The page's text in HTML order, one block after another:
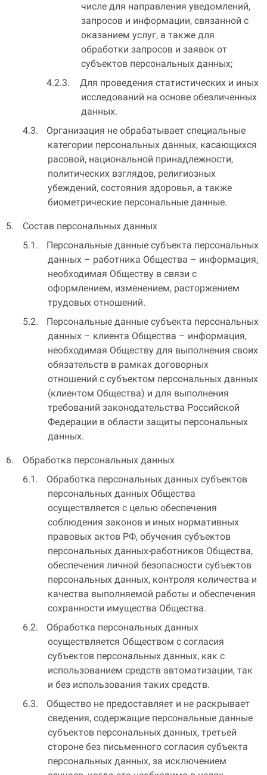
числе для направления уведомлений,
запросов и информации, связанной с
оказанием услуг, а также для
обработки запросов и заявок от
субъектов персональных данных;
Для проведения статистических и иных
исследований на основе обезличенных
данных.
Организация не обрабатывает специальные
категории персональных данных, касающихся
расовой, национальной принадлежности,
политических взглядов, религиозных
убеждений, состояния здоровья, а также
биометрические персональные данные.
Состав персональных данных
Персональные данные субъекта персональных
данных – работника Общества – информация,
необходимая Обществу в связи с
оформлением, изменением, расторжением
трудовых отношений.
Персональные данные субъекта персональных
данных – клиента Общества – информация,
необходимая Обществу для выполнения своих
обязательств в рамках договорных
отношений с субъектом персональных данных
(клиентом Общества) и для выполнения
требований законодательства Российской
Федерации в области защиты персональных
данных.
Обработка персональных данных
Обработка персональных данных субъектов
персональных данных Общества
осуществляется с целью обеспечения
соблюдения законов и иных нормативных
правовых актов РФ, обучения субъектов
персональных данных-работников Общества,
обеспечения личной безопасности субъектов
персональных данных, контроля количества и
качества выполняемой работы и обеспечения
сохранности имущества Общества.
Обработка персональных данных
осуществляется Обществом с согласия
субъектов персональных данных, как с
использованием средств автоматизации, так
и без использования таких средств.
Общество не предоставляет и не раскрывает
сведения, содержащие персональные данные
субъектов персональных данных, третьей
стороне без письменного согласия субъекта
персональных данных, за исключением